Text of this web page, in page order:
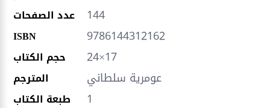
عدد الصفحات 144
ISBN 9786144312162
حجم الكتاب 24×17
المترجم عومرية سلطاني
طبعة الكتاب 1